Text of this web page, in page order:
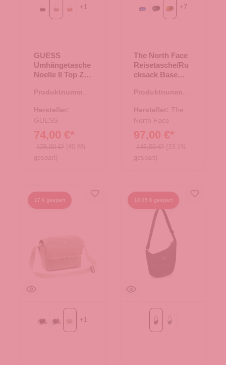
BlackLatte Logo/Brown
Light Cognac
+1
GUESS
Umhängetasche
Noelle II Top Zip
Logo/Brown
Produktnummer:
Hersteller:
GUESS
74,00 €*
125,00 €* (40.8%
gespart)
Active blue
Evergreen-TNF Black
Summit Gold-TNF
+7
The North Face
Reisetasche/Ru
cksack Base
Summit Gold-
Produktnummer:
Hersteller: The
North Face
97,00 €*
145,00 €* (33.1%
gespart)
17 € gespart
Blackeclipse
+1
10,05 € gespart
Blackcascade blue/latte